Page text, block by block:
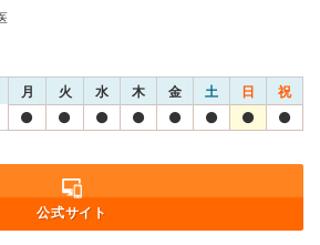
月 火 水 木 金 土 日 祝
公式サイト